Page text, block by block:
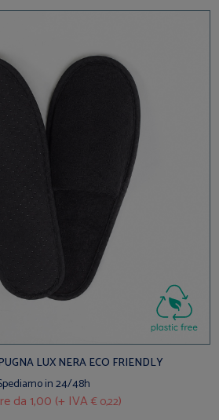
LUX NERA ECO FRIENDLY
in 24/48h
da1,00 (+ IVA€ 0,22)